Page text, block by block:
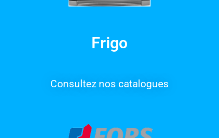
Frigo
Consultez nos catalogues